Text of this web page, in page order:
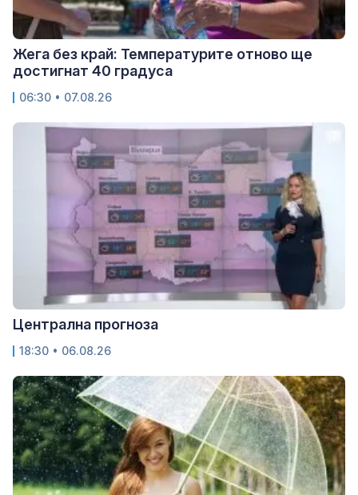
Жега без край: Температурите отново ще
достигнат 40 градуса
06:30 • 07.08.26
Централна прогноза
18:30 • 06.08.26